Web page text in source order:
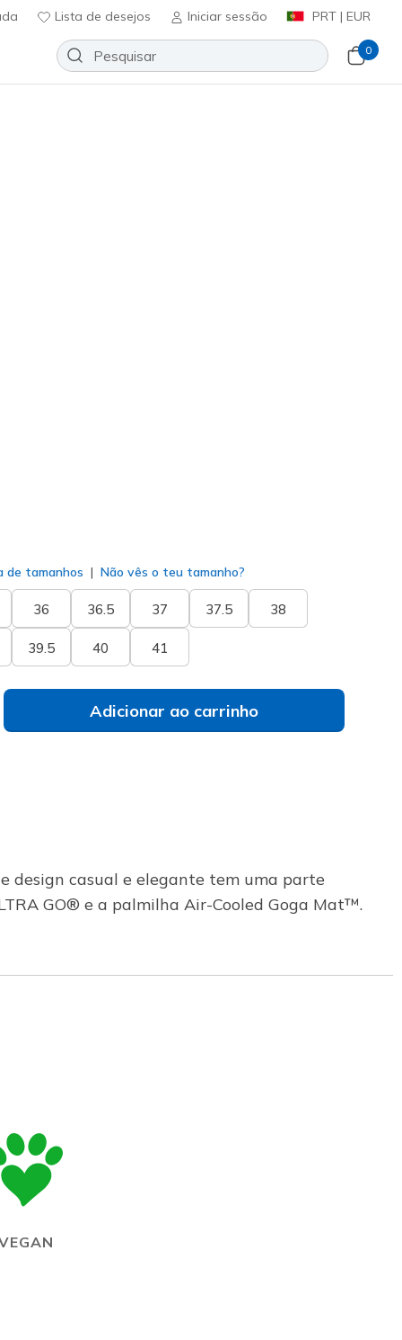
Lista de desejos Iniciar sessão PRT | EUR
0
de tamanhos Não vês o teu tamanho?
36 36.5 37 37.5 38
39.5 40 41
Adicionar ao carrinho
design casual e elegante tem uma parte
GO® e a palmilha Air-Cooled Goga Mat™.